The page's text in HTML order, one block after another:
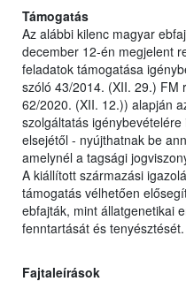
Támogatás
Az alábbi kilenc magyar
december 12-én megjelent
feladatok támogatása
szóló 43/2014. (XII. 29.) FM
62/2020. (XII. 12.)) alapján
szolgáltatás
elsejétől - nyújthatnak be
amelynél a tagsági
A kiállított származási
támogatás vélhetően
ebfajták, mint állatgenetikai
fenntartását és tenyésztését.
Fajtaleírások